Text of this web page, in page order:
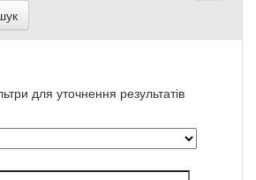
для уточнення результатів